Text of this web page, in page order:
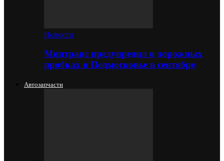
Новости
Минтранс предупредил о дорожных
пробках в Подмосковье в сентябре
Автозапчасти